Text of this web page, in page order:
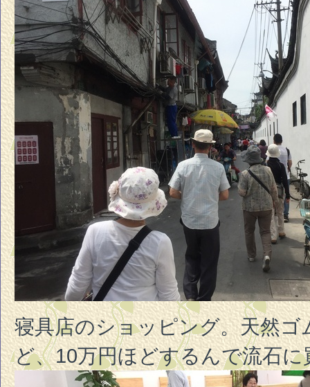
寝具店のショッピング。天然
ど、10万円ほどするんで流石